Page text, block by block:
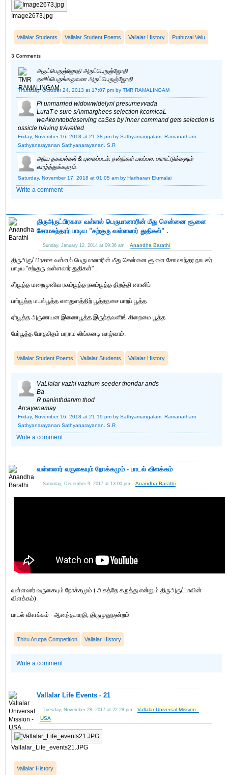
Image2673.jpg
Vallalar Students Vallalar Student Poems Vallalar History Puthuvai Velu
3 Comments
அருட்பெருஞ்ஜோதி அருட்பெருஞ்ஜோதி
தனிப்பெருங்கருணை அருட்பெருஞ்ஜோதி
Thursday, October 24, 2013 at 17:07 pm by TMR RAMALINGAM
Pl unmarried widowwidelyni presumevvada
LuraT e sure sAnmarghees selection kcomicaL
weAkervtobdeserving caSes by inner command gets selection is
ossicle hAving trAvelled
Friday, November 16, 2018 at 21:38 pm by Sathyamangalam. Ramanatham
Sathyanarayanan Sathyanarayanan. S.R
அரிய தகவல்கள் & புகைப்படம். நன்றிகள் பலப்பல. பாராட்டுக்களும்
வாழ்த்துக்களும்.
Saturday, November 17, 2018 at 01:05 am by Hariharan Elumalai
Write a comment
திருஅருட்பிரகாச வள்ளல் பெருமானாரின் மீது சென்னை சூளை
சோமசுந்தரர் பாடிய "சற்குரு வள்ளலார் துதிகள்" .
Sunday, January 12, 2014 at 09:36 am Anandha Barathi
திருஅருட்பிரகாச வள்ளல் பெருமானாரின் மீது சென்னை சூளை சோமசுந்தர நாயகர்
பாடிய "சற்குரு வள்ளலார் துதிகள்" .
சீர்பூத்த மறைமுனிவ ரகம்பூத்த நலம்பூத்த திறத்தி னானிப்
பார்பூத்த மயல்பூத்த எனதுளத்திற் பூத்தநசை பாறப் பூத்த
ஏர்பூத்த அருணயன இணைபூத்த இருந்தவனிங் கிறைமை பூத்த
பேர்பூத்த போதசிதம் பரராம லிங்கனடி வாழ்வாம்.
Vallalar Student Poems Vallalar Students Vallalar History
VaLlalar vazhi vazhum seeder thondar ands
Ba
R paninthdarvm thod
Arcayanamay
Friday, November 16, 2018 at 21:19 pm by Sathyamangalam. Ramanatham
Sathyanarayanan Sathyanarayanan. S.R
Write a comment
வள்ளலார் வருகையும் நோக்கமும் - பாடல் விளக்கம்
Saturday, December 9, 2017 at 13:00 pm Anandha Barathi
வள்ளலார் வருகையும் நோக்கமும் ( அகத்தே கருத்து என்னும் திருஅருட்பாவின்
விளக்கம்)
பாடல் விளக்கம் - ஆனந்தபாரதி, திருமுதுகுன்றம்
Thiru Arutpa Competition Vallalar History
Write a comment
Vallalar Life Events - 21
Tuesday, November 28, 2017 at 22:28 pm
Vallalar Universal Mission -
USA
Vallalar_Life_events21.JPG
Vallalar History